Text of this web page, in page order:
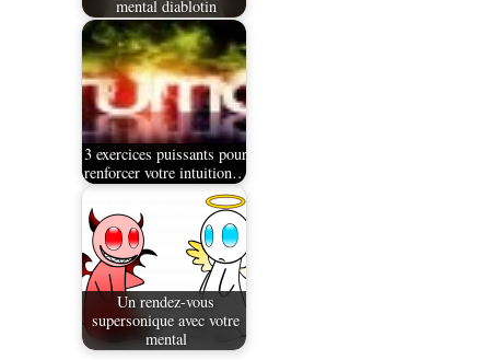
mental diablotin
3 exercices puissants pour
renforcer votre intuition…
Un rendez-vous
supersonique avec votre
mental